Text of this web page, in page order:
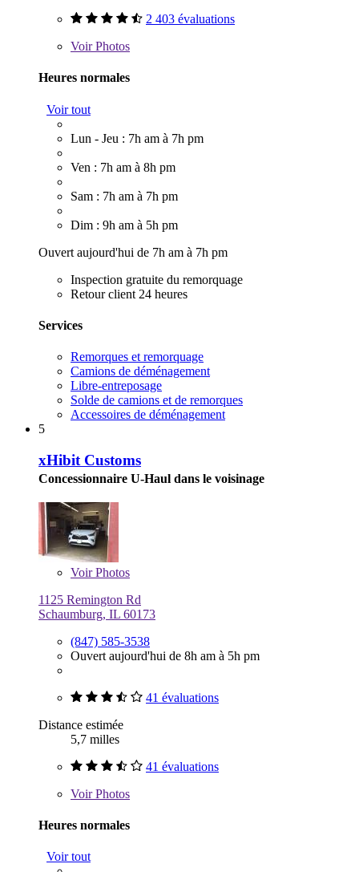
2 403 évaluations
VoirPhotos
Heures normales
Voir tout
Lun - Jeu : 7h am à 7h pm
Ven : 7h am à 8h pm
Sam : 7h am à 7h pm
Dim : 9h am à 5h pm
Ouvert aujourd'hui de 7h am à 7h pm
Inspection gratuite du remorquage
Retour client 24 heures
Services
Remorques et remorquage
Camions de déménagement
Libre-entreposage
Solde de camions et de remorques
Accessoires de déménagement
5
xHibit Customs
Concessionnaire U-Haul dans le voisinage
VoirPhotos
1125 Remington Rd
Schaumburg, IL 60173
(847) 585-3538
Ouvert aujourd'hui de 8h am à 5h pm
41 évaluations
Distance estimée
5,7 milles
41 évaluations
VoirPhotos
Heures normales
Voir tout